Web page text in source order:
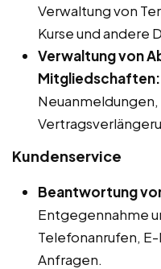
Verwaltung von
Kurse und andere
Verwaltung von
Mitgliedschaften:
Kundenservice
Beantwortung
Entgegennahme
Telefonanrufen,
Anfragen.